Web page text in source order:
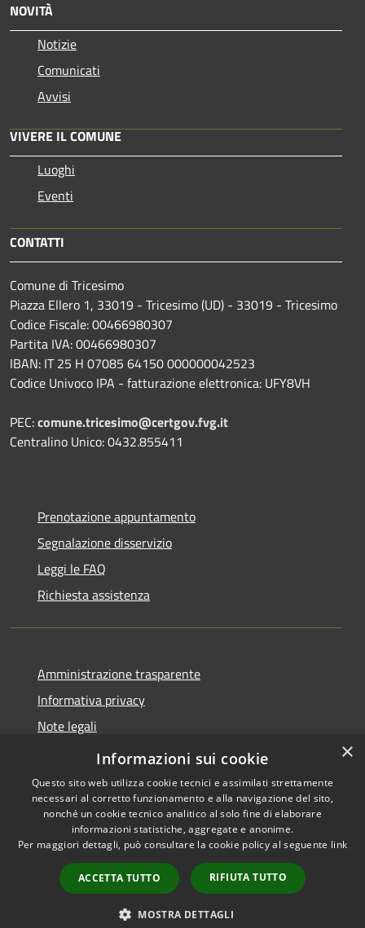
NOVITÀ
Notizie
Comunicati
Avvisi
VIVERE IL COMUNE
Luoghi
Eventi
CONTATTI
Comune di Tricesimo
Piazza Ellero 1, 33019 - Tricesimo (UD) - 33019 - Tricesimo
Codice Fiscale: 00466980307
Partita IVA: 00466980307
IBAN: IT 25 H 07085 64150 000000042523
Codice Univoco IPA - fatturazione elettronica: UFY8VH
PEC:comune.tricesimo@certgov.fvg.it
Centralino Unico: 0432.855411
Prenotazione appuntamento
Segnalazione disservizio
Leggi le FAQ
Richiesta assistenza
Amministrazione trasparente
Informativa privacy
Note legali
Dichiarazione di accessibilità
Accessibilità
Copyright © 2026 • Comune di
Tricesimo • Powered by
Municipium•
Accesso
redazione
×
Informazioni sui cookie
Questo sito web utilizza cookie tecnici e assimilati strettamente
necessari al corretto funzionamento e alla navigazione del sito,
nonché un cookie tecnico analitico al solo fine di elaborare
informazioni statistiche, aggregate e anonime.
Per maggiori dettagli, può consultare la cookie policy al seguente link
ACCETTA TUTTO RIFIUTA TUTTO
MOSTRA DETTAGLI